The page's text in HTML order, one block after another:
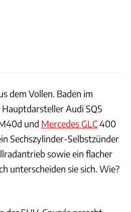
dem Vollen. Baden im
Audi SQ5
und Mercedes GLC400
Sechszylinder-Selbstzünder
sowie ein flacher
unterscheiden sie sich. Wie?